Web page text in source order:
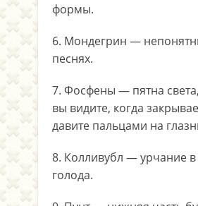
формы.
6. Мондегрин —
песнях.
7. Фосфены — пятна
вы видите, когда
давите пальцами на
8. Колливубл — урчание
голода.